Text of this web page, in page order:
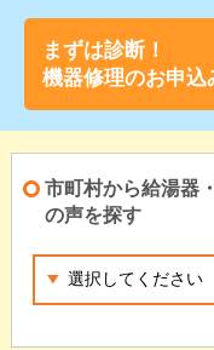
まずは診断！
機器修理のお申込
市町村から給湯器
の声を探す